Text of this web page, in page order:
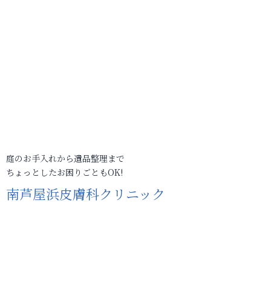
庭のお手入れから遺品整理まで
ちょっとしたお困りごともOK!
南芦屋浜皮膚科クリニック